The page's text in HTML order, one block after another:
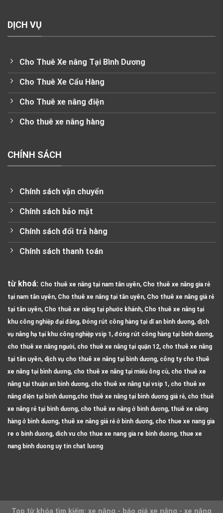
DỊCH VỤ
Cho Thuê Xe nâng Tại Bình Dương
Cho Thuê Xe Cẩu Hàng
Cho Thuê xe nâng điện
Cho thuê xe nâng hàng
CHÍNH SÁCH
Chính sách vận chuyển
Chính sách bảo mật
Chính sách đổi trả hàng
Chính sách thanh toán
từ khoá: Cho thuê xe nâng tại nam tân uyên, Cho thuê xe nâng gia rẻ
tại nam tân uyên, Cho thuê xe nâng tại tân uyên, Cho thuê xe nâng giá rẻ
tại tân uyên, Cho thuê xe nâng tại phước khánh, Cho thuê xe nâng tại
khu công nghiệp đại đăng, Đóng rút công hàng tại dĩ an bình dương, dịch
vụ nâng hạ tại khu công nghiệp vsip 1, đóng rút công hàng tại bình dương,
cho thuê xe nâng người, cho thuê xe nâng tại quận 12, cho thuê xe nâng
tại tân uyên, dịch vụ cho thuê xe nâng tại bình dương, công ty cho thuê
xe nâng tại bình dương, cho thuê xe nâng tại miếu ông cù, cho thuê xe
nâng tại thuận an bình dương, cho thuê xe nâng tại vsip 1, cho thuê xe
nâng điện tại bình dương,cho thuê xe nâng tại bình dương giá rẻ, cho thuê
xe nâng rẻ tại bình dương, cho thuê xe nâng ở bình dương, thuê xe nâng
hàng ở bình dương, thuê xe nâng giá rẻ ở bình dương, cho thue xe nang gia
re o binh duong, dich vu cho thue xe nang gia re binh duong, thue xe
nang binh duong uy tin chat luong